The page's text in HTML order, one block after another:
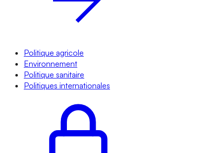
Politique agricole
Environnement
Politique sanitaire
Politiques internationales